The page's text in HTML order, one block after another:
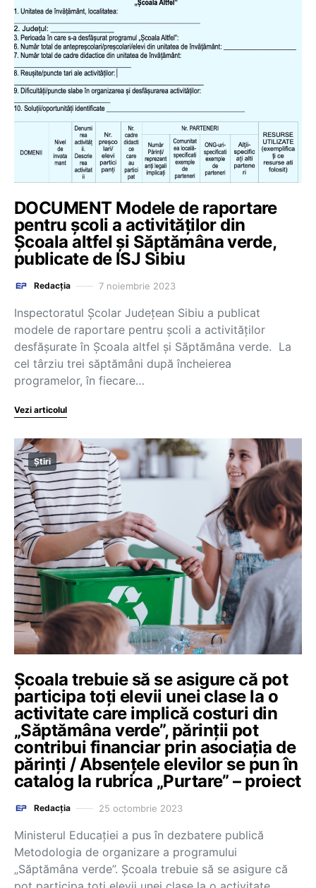
DOCUMENT Modele de raportare
pentru școli a activităților din
Şcoala altfel și Săptămâna verde,
publicate de ISJ Sibiu
Redacția 7 noiembrie 2023
Inspectoratul Școlar Județean Sibiu a publicat
modele de raportare pentru școli a activităților
desfășurate în Şcoala altfel și Săptămâna verde. La
cel târziu trei săptămâni după încheierea
programelor, în fiecare…
Vezi articolul
Știri
Școala trebuie să se asigure că pot
participa toți elevii unei clase la o
activitate care implică costuri din
„Săptămâna verde”, părinții pot
contribui financiar prin asociația de
părinți / Absenţele elevilor se pun în
catalog la rubrica „Purtare” – proiect
Redacția 25 octombrie 2023
Ministerul Educației a pus în dezbatere publică
Metodologia de organizare a programului
„Săptămâna verde”. Școala trebuie să se asigure că